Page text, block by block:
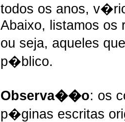
todos os anos,
Abaixo, listamos os
ou seja, aqueles
p�blico.
Observa��o: os
p�ginas escritas